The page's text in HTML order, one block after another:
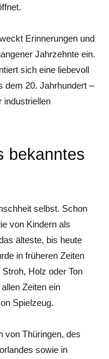
Erinnerungen und
Jahrzehnte ein.
sich eine liebevoll
dem 20. Jahrhundert –
industriellen
bekanntes
selbst. Schon
von Kindern als
älteste, bis heute
in früheren Zeiten
Holz oder Ton
Zeiten ein
Spielzeug.
von Thüringen, des
sowie in